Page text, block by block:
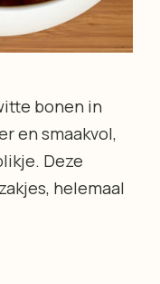
bonen in
en smaakvol,
Deze
helemaal